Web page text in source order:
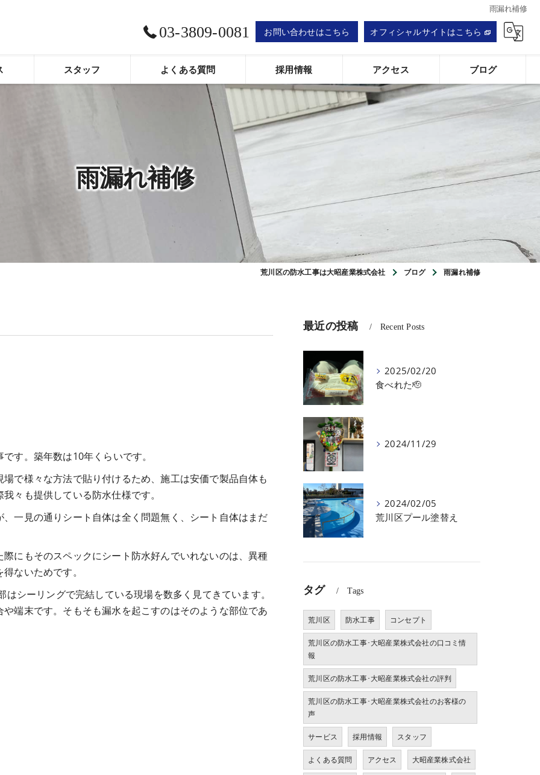
雨漏れ補修
03-3809-0081 お問い合わせはこちら オフィシャルサイトはこちら
スタッフ よくある質問 採用情報 アクセス
大昭産業株式会社
ブログ
雨漏れ補修
荒川区の防水工事は大昭産業株式会社 ブログ 雨漏れ補修
す。築年数は10年くらいです。
で様々な方法で貼り付けるため、施工は安価で製品自体も
々も提供している防水仕様です。
一見の通りシート自体は全く問題無く、シート自体はまだ
にもそのスペックにシート防水好んでいれないのは、異種
ないためです。
シーリングで完結している現場を数多く見てきています。
端末です。そもそも漏水を起こすのはそのような部位であ
最近の投稿 Recent Posts
2025/02/20
食べれた🫡
2024/11/29
2024/02/05
荒川区プール塗替え
タグ Tags
荒川区 防水工事 コンセプト
荒川区の防水工事･大昭産業株式会社の口コミ情
報
荒川区の防水工事･大昭産業株式会社の評判
荒川区の防水工事･大昭産業株式会社のお客様の
声
サービス 採用情報 スタッフ
よくある質問 アクセス 大昭産業株式会社